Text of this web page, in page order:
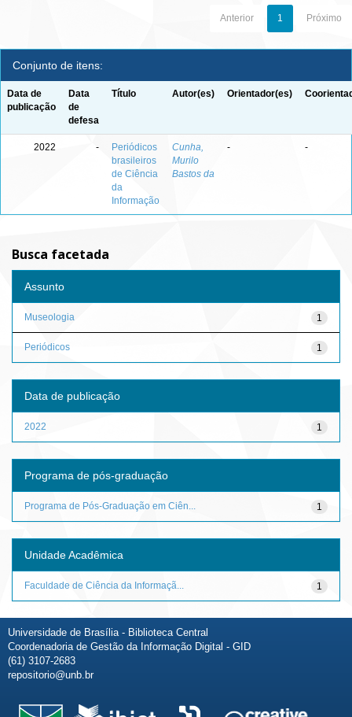
Anterior 1 Próximo
Conjunto de itens:
Data de
publicação
Data
de
defesa
Título Autor(es) Orientador(es)
2022 -
Periódicos
brasileiros
de Ciência
da
Informação
Cunha,
Murilo
Bastos da
- -
Busca facetada
Assunto
1
Museologia
1
Periódicos
Data de publicação
1
2022
Programa de pós-graduação
1
Programa de Pós-Graduação em Ciên...
Unidade Acadêmica
1
Faculdade de Ciência da Informaçã...
Universidade de Brasília - Biblioteca Central
Coordenadoria de Gestão da Informação Digital - GID
(61) 3107-2683
repositorio@unb.br